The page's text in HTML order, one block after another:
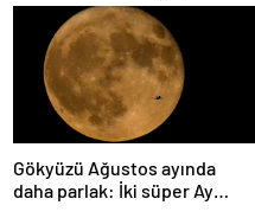
çok yaklaşacak
Gökyüzü Ağustos ayında
daha parlak: İki süper Ay